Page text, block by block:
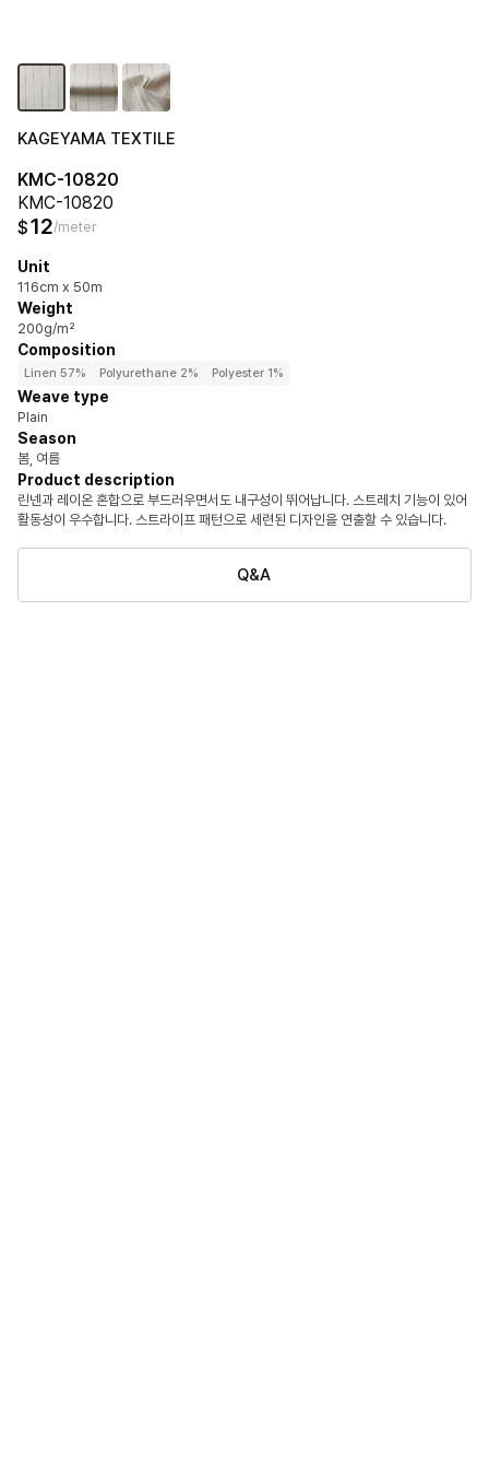
KAGEYAMA TEXTILE
KMC-10820
KMC-10820
$12/meter
Unit
116cm x 50m
Weight
200g/m²
Composition
Linen 57% Polyurethane 2% Polyester 1%
Weave type
Plain
Season
봄, 여름
Product description
린넨과 레이온 혼합으로 부드러우면서도 내구성이 뛰어납니다. 스트레치 기능이 있어
활동성이 우수합니다. 스트라이프 패턴으로 세련된 디자인을 연출할 수 있습니다.
Q&A